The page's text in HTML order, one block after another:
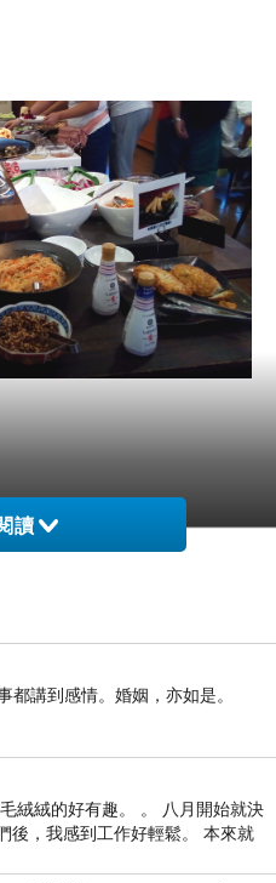
讀
講到感情。婚姻，亦如是。
絨絨的好有趣。 。 八月開始就決
後，我感到工作好輕鬆。 本來就
。 真